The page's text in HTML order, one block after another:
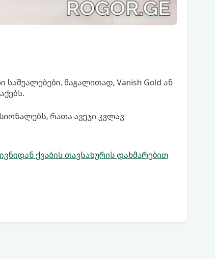
მაგალითად, Vanish Gold ან
რათა ავეჯი კვლავ
ქვაბის თავსახურის დახმარებით